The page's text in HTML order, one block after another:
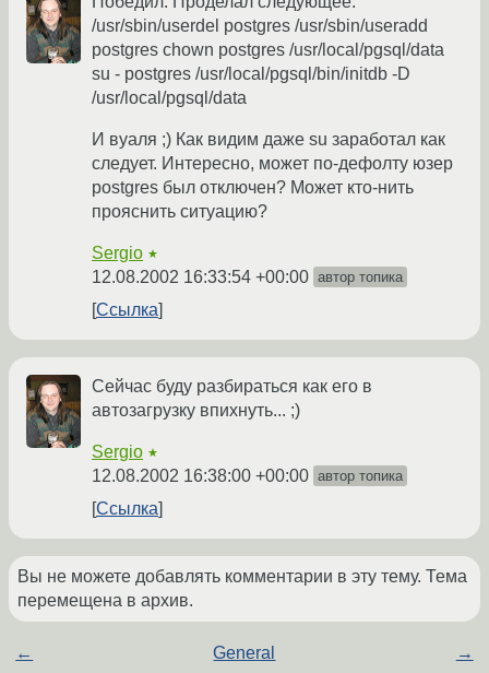
/usr/sbin/userdel postgres /usr/sbin/useradd
postgres chown postgres /usr/local/pgsql/data
su - postgres /usr/local/pgsql/bin/initdb -D
/usr/local/pgsql/data
И вуаля ;) Как видим даже su заработал как
следует. Интересно, может по-дефолту юзер
postgres был отключен? Может кто-нить
прояснить ситуацию?
Sergio ★
12.08.2002 16:33:54 +00:00 автор топика
Ссылка
Сейчас буду разбираться как его в
автозагрузку впихнуть... ;)
Sergio ★
12.08.2002 16:38:00 +00:00 автор топика
Ссылка
Вы не можете добавлять комментарии в эту тему. Тема
перемещена в архив.
← General →